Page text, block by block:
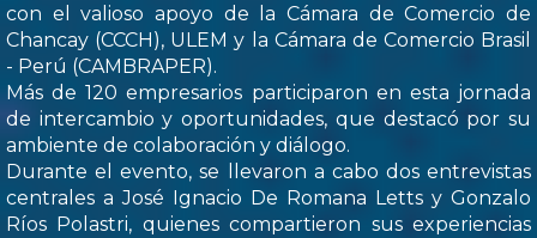
con el valioso apoyo de la Cámara de Comercio de
Chancay (CCCH), ULEM y la Cámara de Comercio Brasil
- Perú (CAMBRAPER).
Más de 120 empresarios participaron en esta jornada
de intercambio y oportunidades, que destacó por su
ambiente de colaboración y diálogo.
Durante el evento, se llevaron a cabo dos entrevistas
centrales a José Ignacio De Romana Letts y Gonzalo
Ríos Polastri, quienes compartieron sus experiencias